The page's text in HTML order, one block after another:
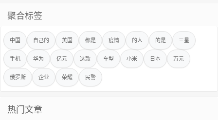
聚合标签
中国 自己的 美国 都是 疫情 的人 的是 三星
手机 华为 亿元 这款 车型 小米 日本 万元
俄罗斯 企业 荣耀 民警
热门文章